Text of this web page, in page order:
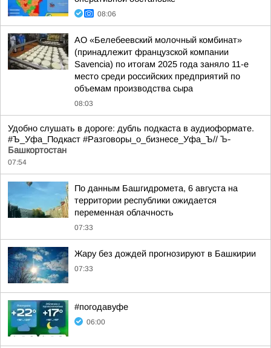
08:06
АО «Белебеевский молочный комбинат»
(принадлежит французской компании
Savencia) по итогам 2025 года заняло 11-е
место среди российских предприятий по
объемам производства сыра
08:03
Удобно слушать в дороге: дубль подкаста в аудиоформате.
#Ъ_Уфа_Подкаст #Разговоры_о_бизнесе_Уфа_Ъ// Ъ-
Башкортостан
07:54
По данным Башгидромета, 6 августа на
территории республики ожидается
переменная облачность
07:33
Жару без дождей прогнозируют в Башкирии
07:33
#погодавуфе
06:00